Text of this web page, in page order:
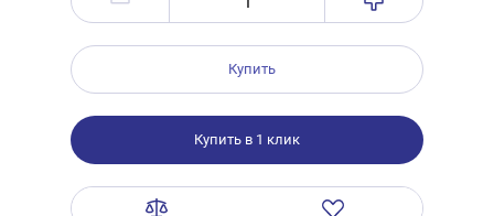
Купить
Купить в 1 клик